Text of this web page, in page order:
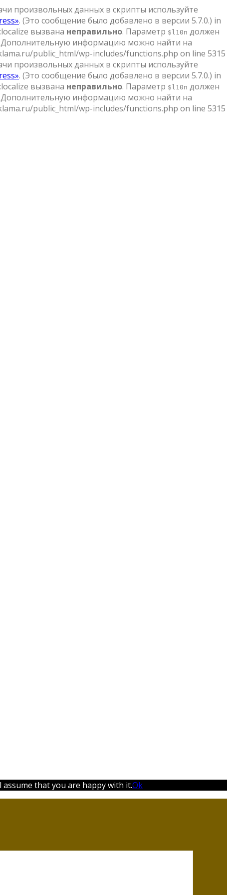
произвольных данных в скрипты используйте
. (Это сообщение было добавлено в версии 5.7.0.) in
вызвана неправильно. Параметр $l10n должен
Дополнительную информацию можно найти на
public_html/wp-includes/functions.php on line 5315
произвольных данных в скрипты используйте
. (Это сообщение было добавлено в версии 5.7.0.) in
вызвана неправильно. Параметр $l10n должен
Дополнительную информацию можно найти на
public_html/wp-includes/functions.php on line 5315
that you are happy with it.Ok